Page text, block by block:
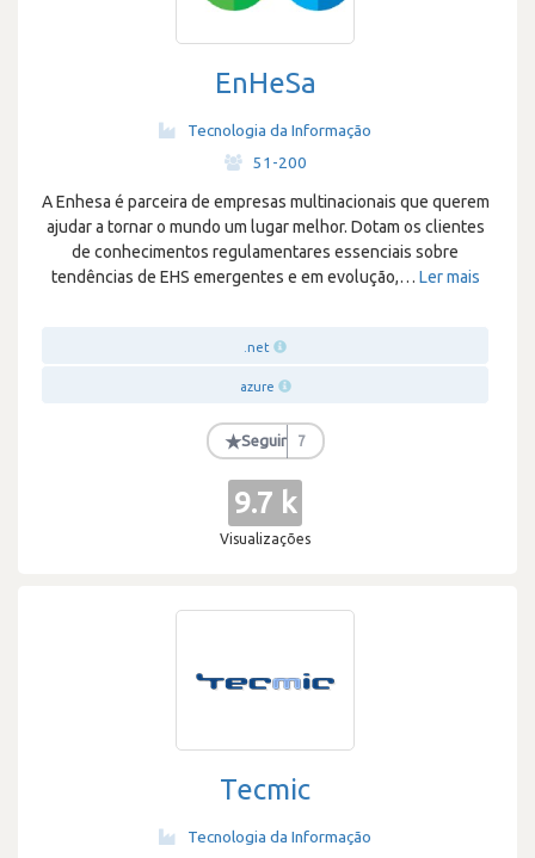
EnHeSa
Tecnologia da Informação
51-200
A Enhesa é parceira de empresas multinacionais que querem
ajudar a tornar o mundo um lugar melhor. Dotam os clientes
de conhecimentos regulamentares essenciais sobre
tendências de EHS emergentes e em evolução,… Ler mais
.net
azure
★Seguir 7
9.7 k
Visualizações
Tecmic
Tecnologia da Informação